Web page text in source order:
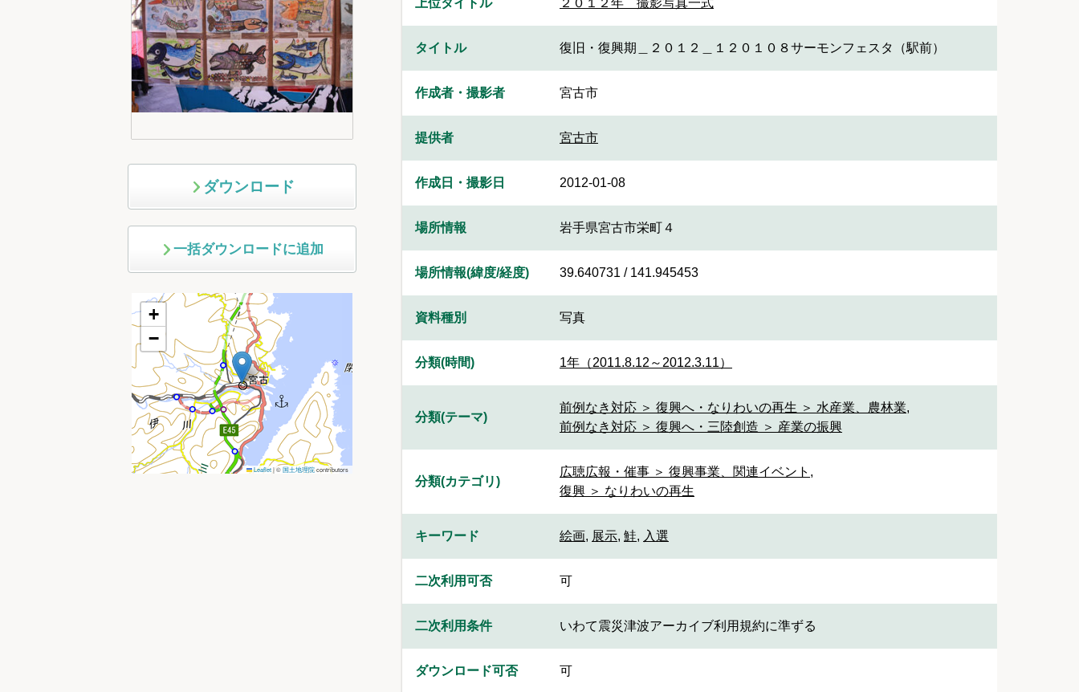
ダウンロード
一括ダウンロードに追加
+
−
Leaflet|©国土地理院contributors
上位タイトル ２０１２年 撮影写真一式
タイトル 復旧・復興期＿２０１２＿１２０１０８サーモンフェスタ（駅前）
作成者・撮影者 宮古市
提供者 宮古市
作成日・撮影日 2012-01-08
場所情報 岩手県宮古市栄町４
場所情報(緯度/経度) 39.640731 / 141.945453
資料種別 写真
分類(時間) 1年（2011.8.12～2012.3.11）
分類(テーマ)
前例なき対応 ＞ 復興へ・なりわいの再生 ＞ 水産業、農林業,
前例なき対応 ＞ 復興へ・三陸創造 ＞ 産業の振興
分類(カテゴリ)
広聴広報・催事 ＞ 復興事業、関連イベント ,
復興 ＞ なりわいの再生
キーワード 絵画, 展示, 鮭, 入選
二次利用可否 可
二次利用条件 いわて震災津波アーカイブ利用規約に準ずる
ダウンロード可否 可